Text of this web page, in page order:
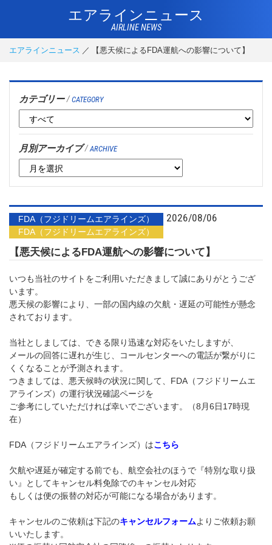
エアラインニュース
AIRLINE NEWS
エアラインニュース 【悪天候によるFDA運航への影響について】
カテゴリー/ CATEGORY
月別アーカイブ/ ARCHIVE
FDA（フジドリームエアラインズ）
FDA（フジドリームエアラインズ）
2026/08/06
【悪天候によるFDA運航への影響について】
いつも当社のサイトをご利用いただきまして誠にありがとうござ
います。
悪天候の影響により、一部の国内線の欠航・遅延の可能性が懸念
されております。
当社としましては、できる限り迅速な対応をいたしますが、
メールの回答に遅れが生じ、コールセンターへの電話が繋がりに
くくなることが予測されます。
つきましては、悪天候時の状況に関して、 FDA（フジドリームエ
アラインズ）の運行状況確認ページを
ご参考にしていただければ幸いでございます。（8月6日17時現
在）
FDA（フジドリームエアラインズ）はこちら
欠航や遅延が確定する前でも、航空会社のほうで『特別な取り扱
い』としてキャンセル料免除でのキャンセル対応
もしくは便の振替の対応が可能になる場合があります。
キャンセルのご依頼は下記のキャンセルフォームよりご依頼お願
いいたします。